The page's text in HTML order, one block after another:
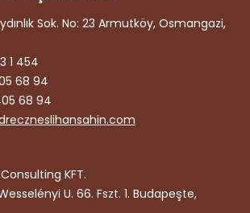
Sok. No: 23 Armutköy, Osmangazi,
1 454
68 94
68 94
KFT.
U. 66. Fszt. 1. Budapeşte,